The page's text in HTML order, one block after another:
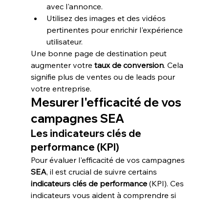
avec l'annonce.
Utilisez des images et des vidéos
pertinentes pour enrichir l'expérience
utilisateur.
Une bonne page de destination peut
augmenter votre taux de conversion. Cela
signifie plus de ventes ou de leads pour
votre entreprise.
Mesurer l'efficacité de vos
campagnes SEA
Les indicateurs clés de
performance (KPI)
Pour évaluer l'efficacité de vos campagnes
SEA, il est crucial de suivre certains
indicateurs clés de performance (KPI). Ces
indicateurs vous aident à comprendre si